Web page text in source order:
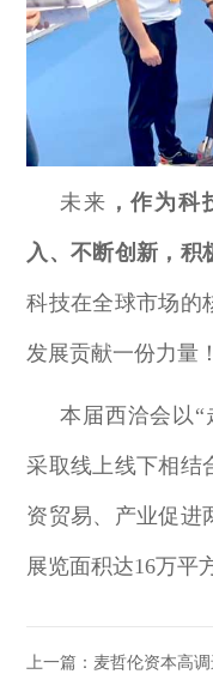
未来 ，作为科
入、不断创新，积
科技在全球市场的
发展贡献一份力量！
本届西洽会以“
采取线上线下相结
资贸易、产业促进
展览面积达16万平
上一篇：麦哲伦资本高